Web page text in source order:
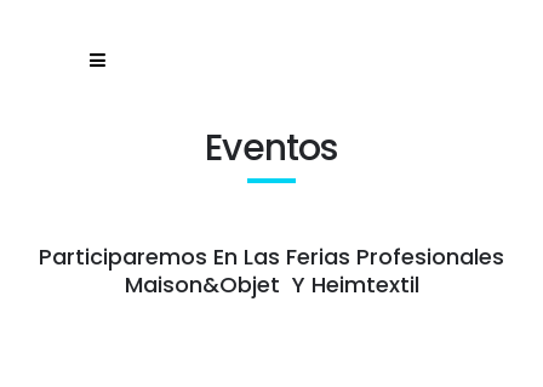
Eventos
Participaremos En Las Ferias Profesionales
Maison&Objet Y Heimtextil